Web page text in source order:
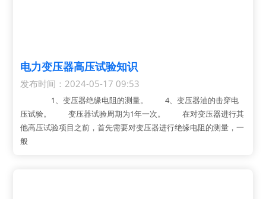
电力变压器高压试验知识
发布时间：2024-05-17 09:53
1、变压器绝缘电阻的测量。 4、变压器油的击穿电
压试验。 变压器试验周期为1年一次。 在对变压器进行其
他高压试验项目之前，首先需要对变压器进行绝缘电阻的测量，一
般